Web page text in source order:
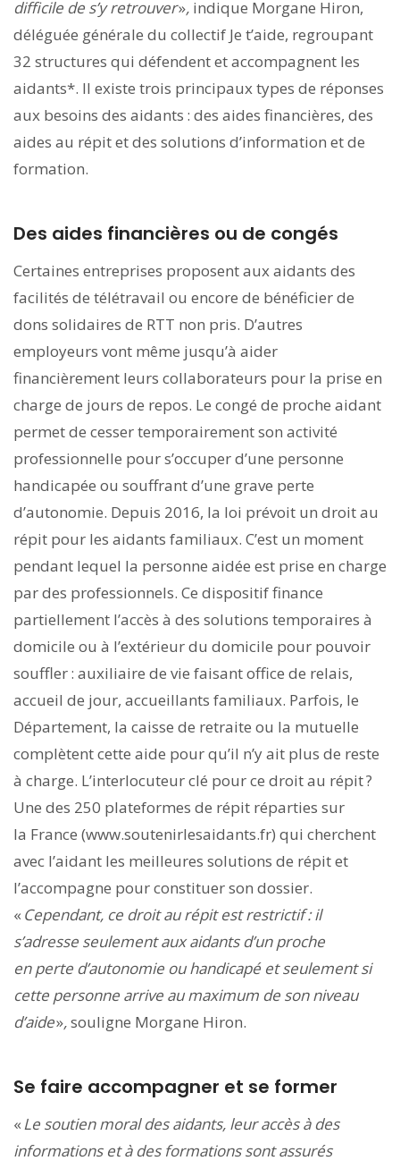
difficile de s’y retrouver», indique Morgane Hiron,
déléguée générale du collectif Je t’aide, regroupant
32 structures qui défendent et accompagnent les
aidants*. Il existe trois principaux types de réponses
aux besoins des aidants : des aides financières, des
aides au répit et des solutions d’information et de
formation.
Des aides financières ou de congés
Certaines entreprises proposent aux aidants des
facilités de télétravail ou encore de bénéficier de
dons solidaires de RTT non pris. D’autres
employeurs vont même jusqu’à aider
financièrement leurs collaborateurs pour la prise en
charge de jours de repos. Le congé de proche aidant
permet de cesser temporairement son activité
professionnelle pour s’occuper d’une personne
handicapée ou souffrant d’une grave perte
d’autonomie. Depuis 2016, la loi prévoit un droit au
répit pour les aidants familiaux. C’est un moment
pendant lequel la personne aidée est prise en charge
par des professionnels. Ce dispositif finance
partiellement l’accès à des solutions temporaires à
domicile ou à l’extérieur du domicile pour pouvoir
souffler : auxiliaire de vie faisant office de relais,
accueil de jour, accueillants familiaux. Parfois, le
Département, la caisse de retraite ou la mutuelle
complètent cette aide pour qu’il n’y ait plus de reste
à charge. L’interlocuteur clé pour ce droit au répit ?
Une des 250 plateformes de répit réparties sur
la France (www.soutenirlesaidants.fr) qui cherchent
avec l’aidant les meilleures solutions de répit et
l’accompagne pour constituer son dossier.
« Cependant, ce droit au répit est restrictif : il
s’adresse seulement aux aidants d’un proche
en perte d’autonomie ou handicapé et seulement si
cette personne arrive au maximum de son niveau
d’aide»,souligne Morgane Hiron.
Se faire accompagner et se former
«Le soutien moral des aidants, leur accès à des
informations et à des formations sont assurés